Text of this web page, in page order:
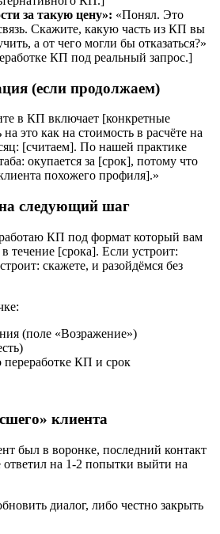
за такую цену»: «Понял. Это
Скажите, какую часть из КП вы
а от чего могли бы отказаться?»
КП под реальный запрос.]
(если продолжаем)
в КП включает [конкретные
это как на стоимость в расчёте на
[считаем]. По нашей практике
окупается за [срок], потому что
похожего профиля].»
следующий шаг
КП под формат который вам
течение [срока]. Если устроит:
скажете, и разойдёмся без
(поле «Возражение»)
переработке КП и срок
клиента
был в воронке, последний контакт
ответил на 1-2 попытки выйти на
диалог, либо честно закрыть